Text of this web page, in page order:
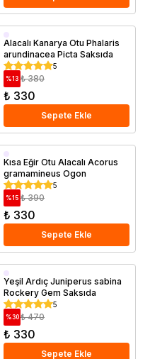
Saksıda
Alacalı Kanarya Otu Phalaris
arundinacea Picta Saksıda
5
%13 ₺ 380
₺ 330
Sepete Ekle
Saksıda
Kısa Eğir Otu Alacalı Acorus
gramamineus Ogon
5
%15 ₺ 390
₺ 330
Sepete Ekle
Saksıda
Yeşil Ardıç Juniperus sabina
Rockery Gem Saksıda
5
%30 ₺ 470
₺ 330
Sepete Ekle